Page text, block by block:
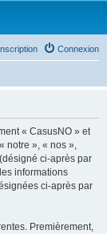
Connexion
« CasusNO » et
notre », « nos »,
ci-après par
informations
ci-après par
Premièrement,